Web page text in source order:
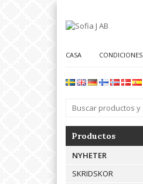
CASA CONDICIONES
Productos
NYHETER
SKRIDSKOR